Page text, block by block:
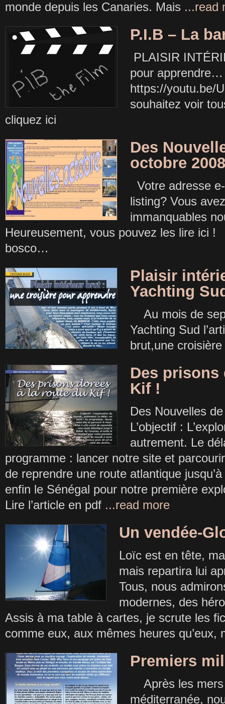
monde depuis les Canaries. Mais ...read
P.I.B – La
PLAISIR
pour apprendre…
https://youtu.be/
souhaitez voir
cliquez ici
Des
octobre 2008
Votre adresse
listing? Vous
immanquables
Heureusement, vous pouvez les lire ici
bosco…
Plaisir
Yachting
Au mois de
Yachting Sud
brut,une
Des prisons
Kif !
Des Nouvelles
L’objectif :
autrement. Le
programme : lancer notre site et
de reprendre une route atlantique
enfin le Sénégal pour notre première
Lire l’article en pdf ...read more
Un vendée-
Loïc est en tête,
mais repartira lui
Tous, nous
modernes, des
Assis à ma table à cartes, je scrute les
comme eux, aux mêmes heures qu’eux,
Premiers
Après les mers
méditerranée,